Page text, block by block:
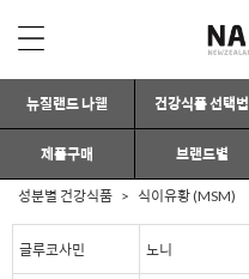
뉴질랜드 나웰 건강식품 선택법
제품구매 브랜드별
성분별 건강식품 식이유황 (MSM)
글루코사민 노니